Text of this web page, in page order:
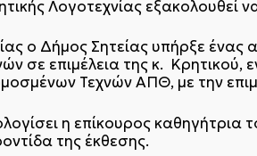
Λογοτεχνίας εξακολουθεί
ο Δήμος Σητείας υπήρξε
σε επιμέλεια της κ.
Τεχνών ΑΠΘ, με την
η επίκουρος καθηγήτρια
της έκθεσης.